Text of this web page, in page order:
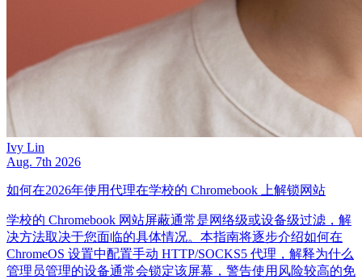
Ivy Lin
Aug. 7th 2026
如何在2026年使用代理在学校的 Chromebook 上解锁网站
学校的 Chromebook 网站屏蔽通常是网络级或设备级过滤，解
决方法取决于您面临的具体情况。本指南将逐步介绍如何在
ChromeOS 设置中配置手动 HTTP/SOCKS5 代理，解释为什么
管理员管理的设备通常会锁定该屏幕，警告使用风险较高的免